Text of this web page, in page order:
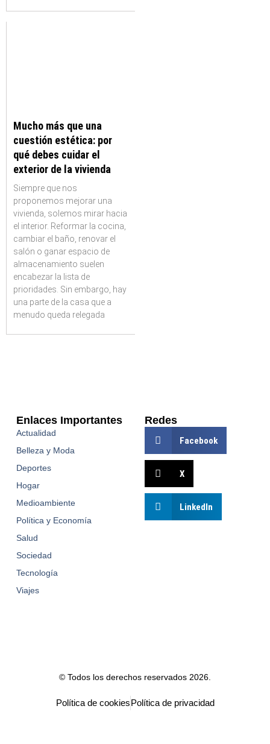
Mucho más que una
cuestión estética: por
qué debes cuidar el
exterior de la vivienda
Siempre que nos
proponemos mejorar una
vivienda, solemos mirar hacia
el interior. Reformar la cocina,
cambiar el baño, renovar el
salón o ganar espacio de
almacenamiento suelen
encabezar la lista de
prioridades. Sin embargo, hay
una parte de la casa que a
menudo queda relegada
Enlaces Importantes
Actualidad
Belleza y Moda
Deportes
Hogar
Medioambiente
Política y Economía
Salud
Sociedad
Tecnología
Viajes
Redes
Facebook
X
LinkedIn
© Todos los derechos reservados 2026.
Política de cookiesPolítica de privacidad